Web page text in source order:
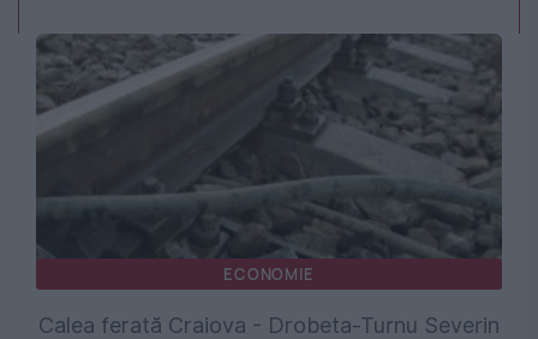
ECONOMIE
Calea ferată Craiova - Drobeta-Turnu Severin